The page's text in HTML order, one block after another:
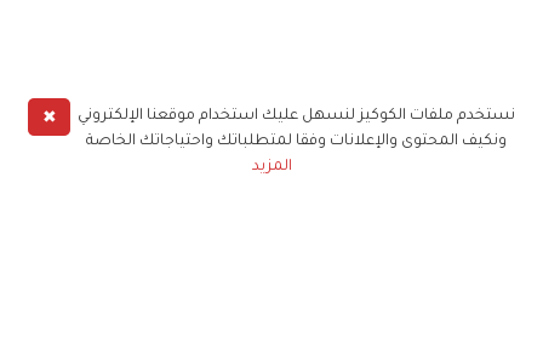
✖
نستخدم ملفات الكوكيز لنسهل عليك استخدام موقعنا الإلكتروني
ونكيف المحتوى والإعلانات وفقا لمتطلباتك واحتياجاتك الخاصة
المزيد